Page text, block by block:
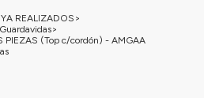
REALIZADOS >
>
PIEZAS (Top c/cordón) - AMGAA